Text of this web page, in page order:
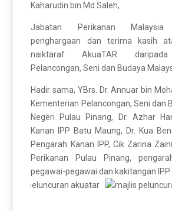
Kaharudin bin Md Saleh,
Jabatan Perikanan Malaysia
penghargaan dan terima kasih
naiktaraf AkuaTAR daripada
Pelancongan, Seni dan Budaya
Hadir sama, YBrs. Dr. Annuar bin
Kementerian Pelancongan, Seni dan
Negeri Pulau Pinang, Dr. Azhar
Kanan IPP Batu Maung, Dr. Kua
Pengarah Kanan IPP, Cik Zarina
Perikanan Pulau Pinang,
pegawai-pegawai dan kakitangan IPP.